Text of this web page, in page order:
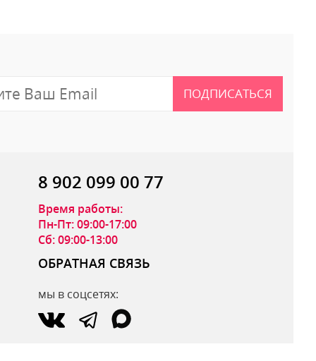
ОТПРАВИТЬ ОТЗЫВ
ПОДПИСАТЬСЯ
8 902 099 00 77
Время работы:
Пн-Пт: 09:00-17:00
Сб: 09:00-13:00
ОБРАТНАЯ СВЯЗЬ
мы в соцсетях: